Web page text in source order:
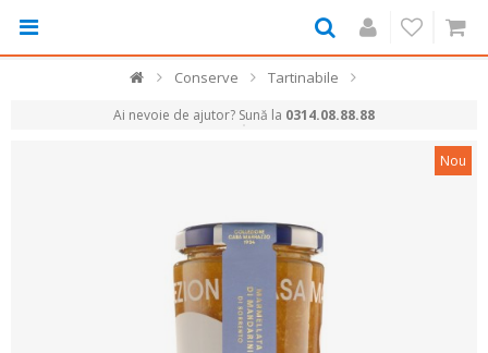
Conserve Tartinabile
Ai nevoie de ajutor? Sună la 0314.08.88.88
Nou